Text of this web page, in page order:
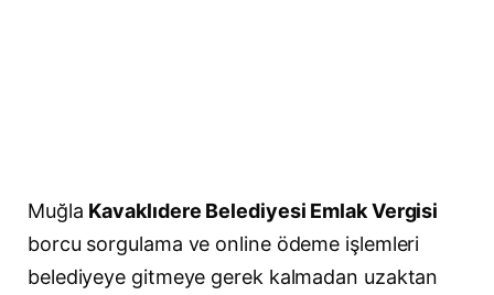
Muğla Kavaklıdere Belediyesi Emlak Vergisi
borcu sorgulama ve online ödeme işlemleri
belediyeye gitmeye gerek kalmadan uzaktan